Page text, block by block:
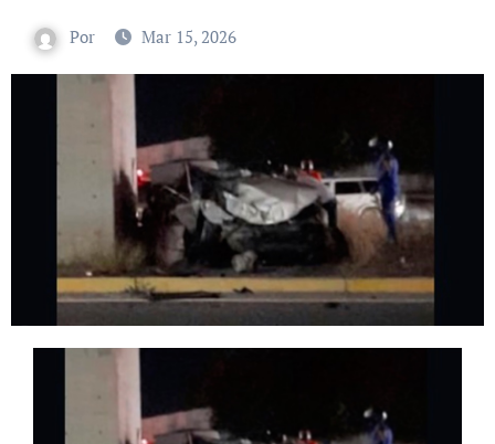
Por Mar 15, 2026